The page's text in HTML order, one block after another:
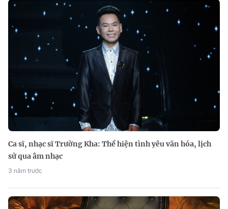
Ca sĩ, nhạc sĩ Trường Kha: Thể hiện tình yêu văn hóa, lịch
sử qua âm nhạc
3 năm trước